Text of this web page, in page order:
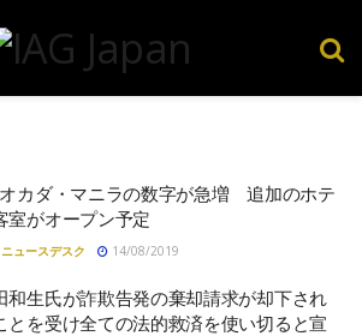
カダ・マニラの数字が急増 追加のホテ
室がオープン予定
ニュースデスク 14/08/2019
和生氏が詐欺告発の棄却請求が却下され
とを受け全ての法的救済を使い切ると宣